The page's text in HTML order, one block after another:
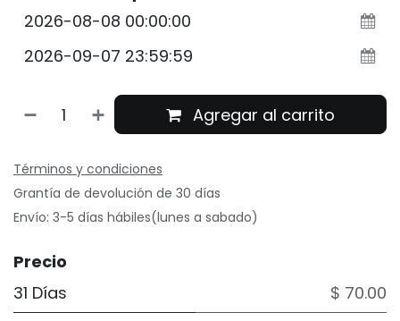
Agregar al carrito
Términos y condiciones
Grantía de devolución de 30 días
Envío: 3-5 días hábiles(lunes a sabado)
Precio
31 Días
$ 70.00